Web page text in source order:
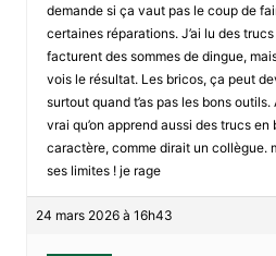
demande si ça vaut pas le coup de
certaines réparations. J’ai lu des
facturent des sommes de dingue,
vois le résultat. Les bricos, ça peut
surtout quand t’as pas les bons
vrai qu’on apprend aussi des trucs
caractère, comme dirait un collègue.
ses limites ! je rage
24 mars 2026 à 16h43